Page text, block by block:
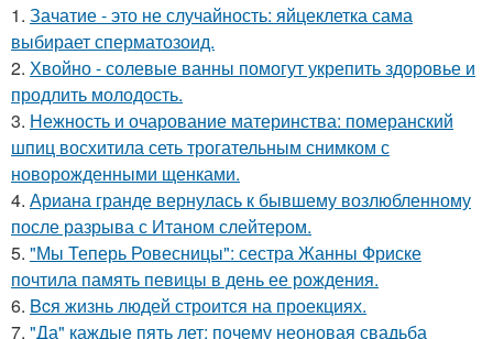
1. Зачатие - это не случайность: яйцеклетка сама
выбирает сперматозоид.
2. Хвойно - солевые ванны помогут укрепить здоровье и
продлить молодость.
3. Нежность и очарование материнства: померанский
шпиц восхитила сеть трогательным снимком с
новорожденными щенками.
4. Ариана гранде вернулась к бывшему возлюбленному
после разрыва с Итаном слейтером.
5. "Мы Теперь Ровесницы": сестра Жанны Фриске
почтила память певицы в день ее рождения.
6. Bcя жизнь людей строится на проекциях.
7. "Да" каждые пять лет: почему неоновая свадьба